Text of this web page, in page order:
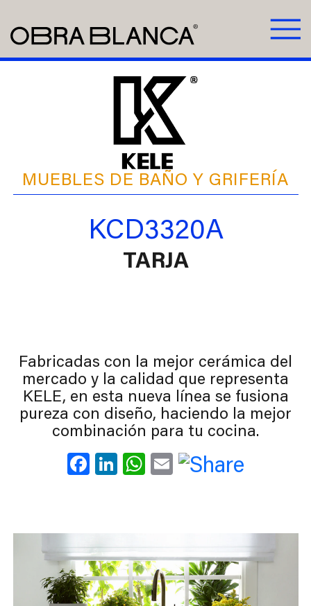
MUEBLES DE BAÑO Y GRIFERÍA
KCD3320A
TARJA
Fabricadas con la mejor cerámica del
mercado y la calidad que representa
KELE, en esta nueva línea se fusiona
pureza con diseño, haciendo la mejor
combinación para tu cocina.
Facebook
LinkedIn
WhatsApp
Email